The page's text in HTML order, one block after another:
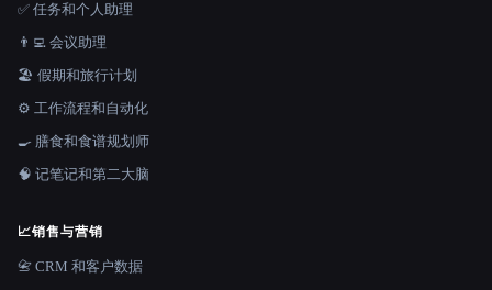
✅ 任务和个人助理
👨‍💻 会议助理
🏖 假期和旅行计划
⚙️ 工作流程和自动化
🍳 膳食和食谱规划师
🧠 记笔记和第二大脑
📈销售与营销
📇 CRM 和客户数据